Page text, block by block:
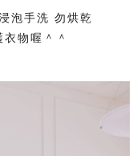
泡手洗 勿烘乾
物喔＾＾